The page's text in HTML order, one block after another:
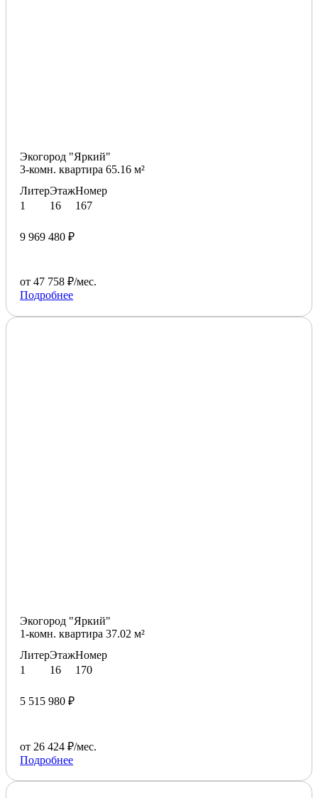
Экогород "Яркий"
3-комн. квартира 65.16 м²
Литер
1
Этаж
16
Номер
167
9 969 480 ₽
от 47 758 ₽/мес.
Подробнее
Экогород "Яркий"
1-комн. квартира 37.02 м²
Литер
1
Этаж
16
Номер
170
5 515 980 ₽
от 26 424 ₽/мес.
Подробнее